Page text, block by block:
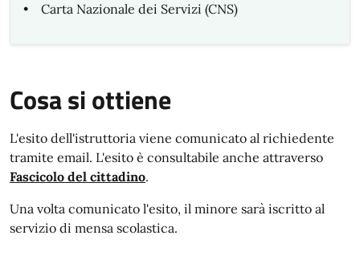
• Carta Nazionale dei Servizi (CNS)
Cosa si ottiene
L'esito dell'istruttoria viene comunicato al richiedente
tramite email. L'esito è consultabile anche attraverso
Fascicolo del cittadino.
Una volta comunicato l'esito, il minore sarà iscritto al
servizio di mensa scolastica.